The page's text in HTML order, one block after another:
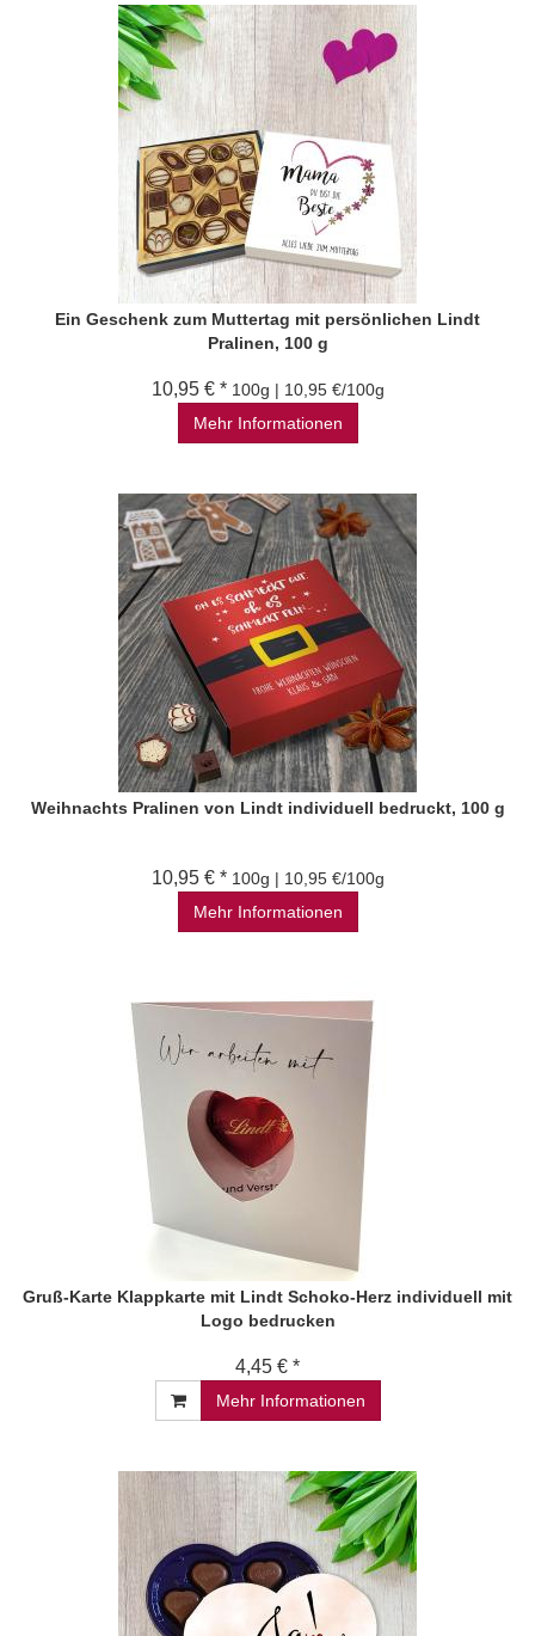
Ein Geschenk zum Muttertag mit persönlichen Lindt
Pralinen, 100 g
10,95 € * 100g | 10,95 €/100g
Mehr Informationen
Weihnachts Pralinen von Lindt individuell bedruckt, 100 g
10,95 € * 100g | 10,95 €/100g
Mehr Informationen
Gruß-Karte Klappkarte mit Lindt Schoko-Herz individuell mit
Logo bedrucken
4,45 € *
Mehr Informationen